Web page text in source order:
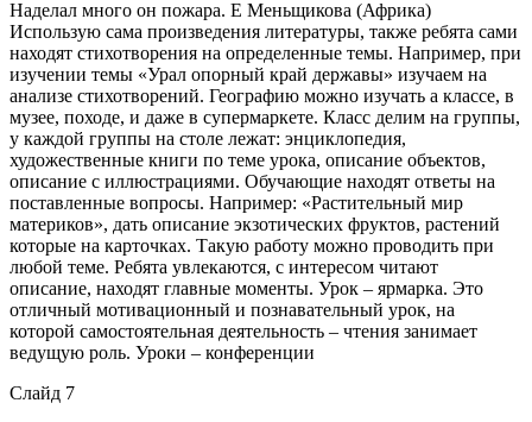
Наделал много он пожара. Е Меньщикова (Африка)
Использую сама произведения литературы, также ребята сами
находят стихотворения на определенные темы. Например, при
изучении темы «Урал опорный край державы» изучаем на
анализе стихотворений. Географию можно изучать а классе, в
музее, походе, и даже в супермаркете. Класс делим на группы,
у каждой группы на столе лежат: энциклопедия,
художественные книги по теме урока, описание объектов,
описание с иллюстрациями. Обучающие находят ответы на
поставленные вопросы. Например: «Растительный мир
материков», дать описание экзотических фруктов, растений
которые на карточках. Такую работу можно проводить при
любой теме. Ребята увлекаются, с интересом читают
описание, находят главные моменты. Урок – ярмарка. Это
отличный мотивационный и познавательный урок, на
которой самостоятельная деятельность – чтения занимает
ведущую роль. Уроки – конференции
Слайд 7